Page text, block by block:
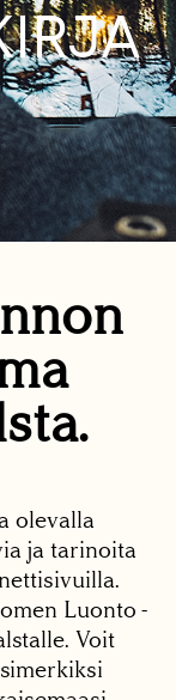
olevalla
ja tarinoita
Luonto -
Voit